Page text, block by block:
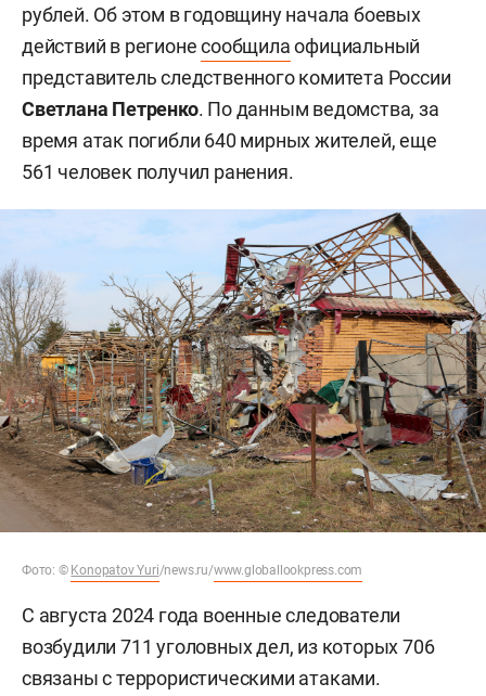
рублей. Об этом в годовщину начала боевых
действий в регионесообщилаофициальный
представитель следственного комитета России
Светлана Петренко. По данным ведомства, за
время атак погибли 640 мирных жителей, еще
561 человек получил ранения.
Фото: © Konopatov Yuri/news.ru/www.globallookpress.com
С августа 2024 года военные следователи
возбудили 711 уголовных дел, из которых 706
связаны с террористическими атаками.